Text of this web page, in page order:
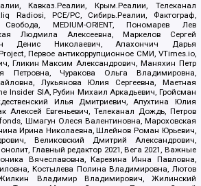
Кавказ.Реалии, Крым.Реалии, Телеканал
Radiosi, PCE/PC, Сибирь.Реалии, Фактограф,
MEDIUM-ORIENT, Пономарев Лев
Людмила Алексеевна, Маркелов Сергей
Денис Николаевич, Апахончич Дарья
Первое антикоррупционное СМИ, VTimes.io,
Гликин Максим Александрович, Маняхин Петр
Петровна, Чуракова Ольга Владимировна,
Лукьянова Юлия Сергеевна, Маетная
Insider SIA, Рубин Михаил Аркадьевич, Гройсман
Илья Дмитриевич, Апухтина Юлия
Алексей Евгеньевич, Телеканал Дождь, Петров
Шмагун Олеся Валентиновна, Мароховская
Ирина Николаевна, Шлейнов Роман Юрьевич,
Великовский Дмитрий Александрович,
Главный редактор 2021, Вега 2021, Важные
Вячеславовна, Карезина Инна Павловна,
Костылева Полина Владимировна, Лютов
Владимир Владимирович, Жилинский